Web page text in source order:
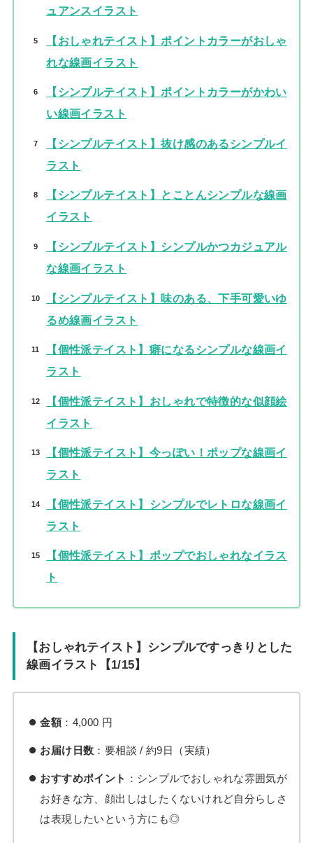
ュアンスイラスト
【おしゃれテイスト】ポイントカラーがおしゃ
れな線画イラスト
【シンプルテイスト】ポイントカラーがかわい
い線画イラスト
【シンプルテイスト】抜け感のあるシンプルイ
ラスト
【シンプルテイスト】とことんシンプルな線画
イラスト
【シンプルテイスト】シンプルかつカジュアル
な線画イラスト
【シンプルテイスト】味のある、下手可愛いゆ
るめ線画イラスト
【個性派テイスト】癖になるシンプルな線画イ
ラスト
【個性派テイスト】おしゃれで特徴的な似顔絵
イラスト
【個性派テイスト】今っぽい！ポップな線画イ
ラスト
【個性派テイスト】シンプルでレトロな線画イ
ラスト
【個性派テイスト】ポップでおしゃれなイラス
ト
【おしゃれテイスト】シンプルですっきりとした
線画イラスト【1/15】
金額：4,000 円
お届け日数 ：要相談 / 約9日（実績）
おすすめポイント ：シンプルでおしゃれな雰囲気が
お好きな方、顔出しはしたくないけれど自分らしさ
は表現したいという方にも◎